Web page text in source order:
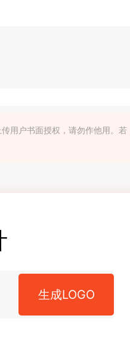
用户书面授权，请勿作他用。若
生成LOGO